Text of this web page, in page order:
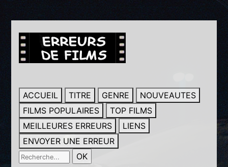
ACCUEIL TITRE GENRE
NOUVEAUTES
FILMS POPULAIRES
TOP FILMS
MEILLEURES ERREURS
LIENS
ENVOYER UNE ERREUR